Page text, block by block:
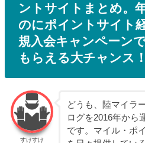
ントサイトまとめ。
のにポイントサイト
規入会キャンペーン
もらえる大チャンス！
すけすけ
どうも、陸マイラ
ログを2016年から
です。マイル・ポ